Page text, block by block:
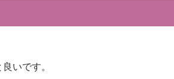
いです。